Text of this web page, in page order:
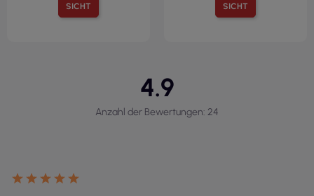
SICHT SICHT
4.9
Anzahl der Bewertungen: 24